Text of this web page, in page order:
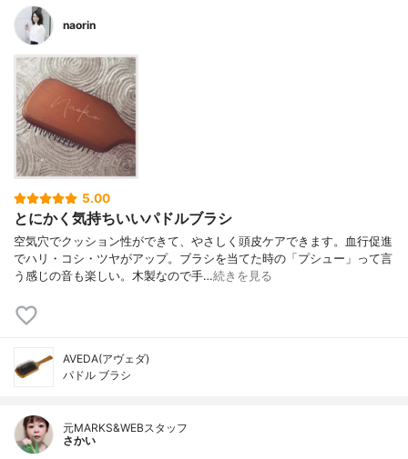
naorin
5.00
とにかく気持ちいいパドルブラシ
空気穴でクッション性ができて、やさしく頭皮ケアできます。血行促進
でハリ・コシ・ツヤがアップ。ブラシを当てた時の「プシュー」って言
う感じの音も楽しい。木製なので手…続きを見る
AVEDA(アヴェダ)
パドル ブラシ
元MARKS&WEBスタッフ
さかい